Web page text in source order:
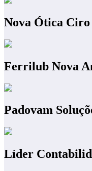
Nova Ótica Ciro
Ferrilub Nova
Padovam
Líder